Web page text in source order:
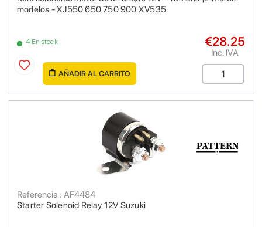
modelos - XJ550 650 750 900 XV535
4 En stock €28.25
Inc. IVA
AÑADIR AL CARRITO
Starter Solenoid Relay 12V Suzuki
Referencia : AF4484